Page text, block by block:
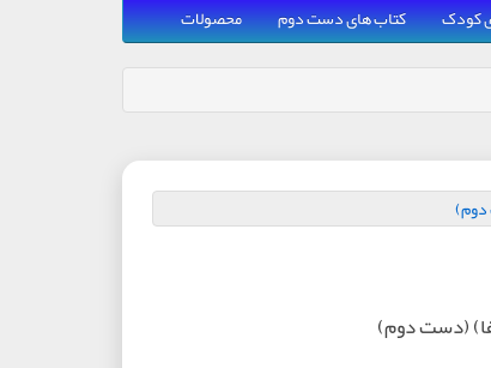
کودک کتاب های دست دوم محصولات
(دست دوم)